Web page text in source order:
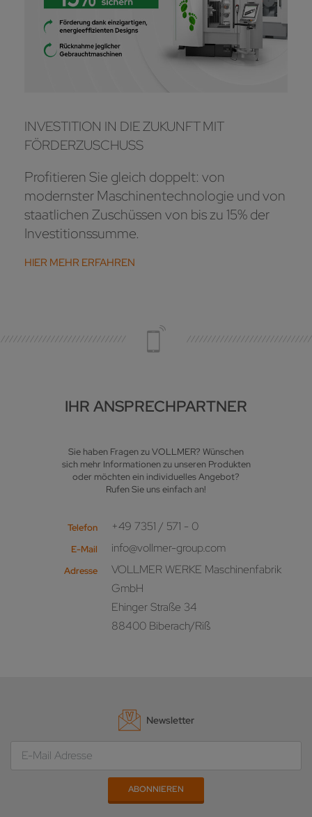
INVESTITION IN DIE ZUKUNFT MIT
FÖRDERZUSCHUSS
Profitieren Sie gleich doppelt: von
modernster Maschinentechnologie und von
staatlichen Zuschüssen von bis zu 15% der
Investitionssumme.
HIER MEHR ERFAHREN
IHR ANSPRECHPARTNER
Sie haben Fragen zu VOLLMER? Wünschen
sich mehr Informationen zu unseren Produkten
oder möchten ein individuelles Angebot?
Rufen Sie uns einfach an!
Telefon +49 7351 / 571 - 0
E-Mail info@vollmer-group.com
Adresse
VOLLMER WERKE Maschinenfabrik
GmbH
Ehinger Straße 34
88400 Biberach/Riß
Newsletter